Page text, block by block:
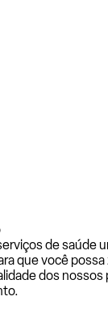
de
que você
dos